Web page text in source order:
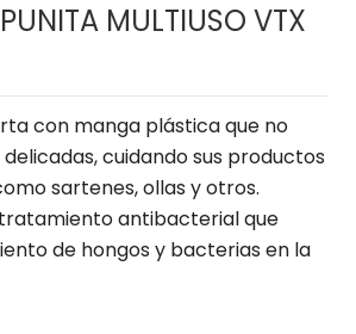
MULTIUSO VTX
con manga plástica que no
cuidando sus productos
sartenes, ollas y otros.
antibacterial que
de hongos y bacterias en la